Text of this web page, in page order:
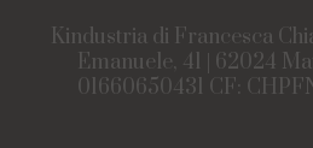
Kindustria di Francesca
Emanuele, 41 | 62024
01660650431 CF: